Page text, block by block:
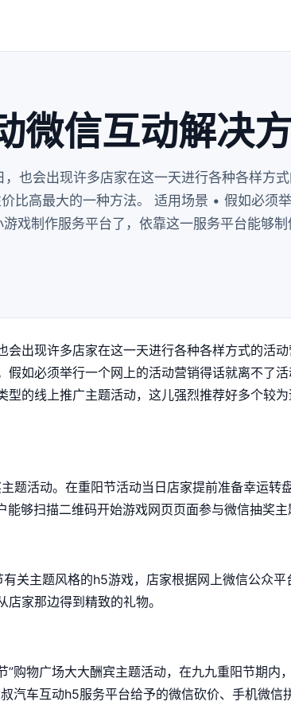
微信互动解决
也会出现许多店家在这一天进行各种各样方
比高最大的一种方法。 适用场景 • 假如必须
戏制作服务平台了，依靠这一服务平台能够
出现许多店家在这一天进行各种各样方式的活动
假如必须举行一个网上的活动营销得话就离不了
型的线上推广主题活动，这儿强烈推荐好多个较
活动。在重阳节活动当日店家提前准备幸运转
够扫描二维码开始游戏网页页面参与微信抽奖主
主题风格的h5游戏，店家根据网上微信公众平
家那边得到精致的礼物。
物广场大大酬宾主题活动，在九九重阳节期内
汽车互动h5服务平台给予的微信砍价、手机微信